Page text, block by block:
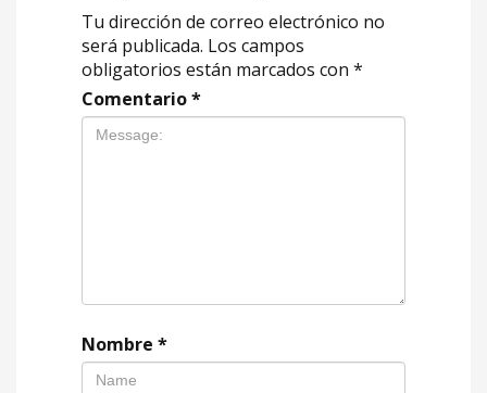
Tu dirección de correo electrónico no
será publicada. Los campos
obligatorios están marcados con *
Comentario*
Nombre *